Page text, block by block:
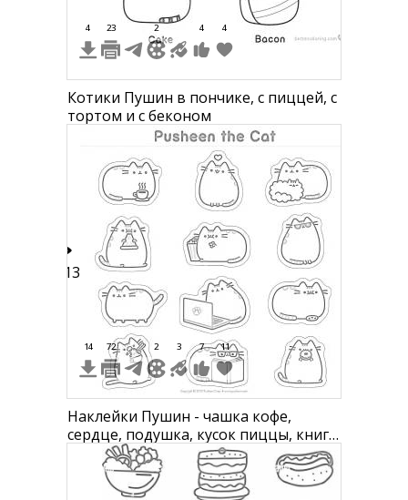
4 23 2 4 4
Котики Пушин в пончике, с пиццей, с
тортом и с беконом
113
14 72 2 3 7 11
Наклейки Пушин - чашка кофе,
сердце, подушка, кусок пиццы, книга,
очки, мороженое, ноутбук, ковбаса,
фотоаппарат, коробка, пончик